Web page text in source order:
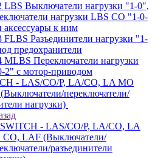
LBS Выключатели нагрузки "1-0",
нагрузки LBS CO "1-0-
аксессуары к ним
FLBS Разъединители нагрузки "1-
предохранители
MLBS Переключатели нагрузки
2" с мотор-приводом
- LAS/CO/P, LA/CO, LA MO
переключатели/
нагрузки)
- LAS/CO/P, LA/CO, LA
CO, LAF (Выключатели/
разъединители